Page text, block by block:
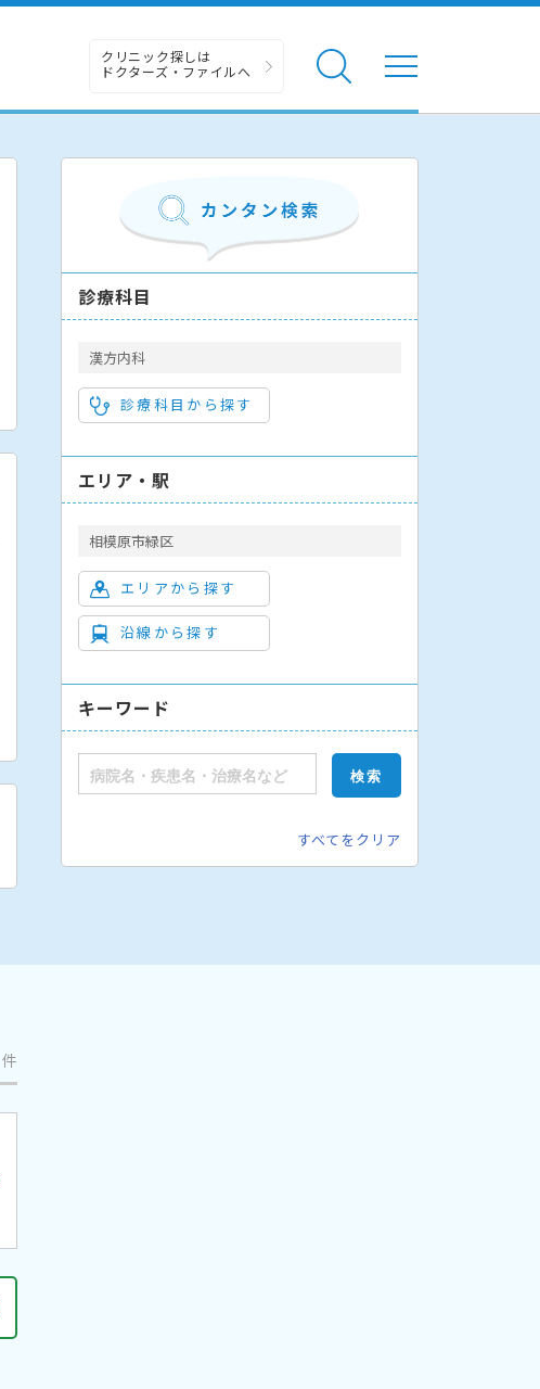
クリニック探しは
ドクターズ・ファイルへ
診療科目
漢方内科
診療科目から探す
エリア・駅
相模原市緑区
エリアから探す
沿線から探す
キーワード
すべてをクリア
件